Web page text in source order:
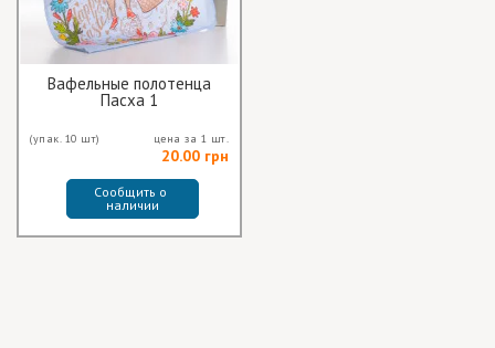
Вафельные полотенца
Пасха 1
(упак. 10 шт) цена за 1 шт.
20.00 грн
Сообщить о
наличии